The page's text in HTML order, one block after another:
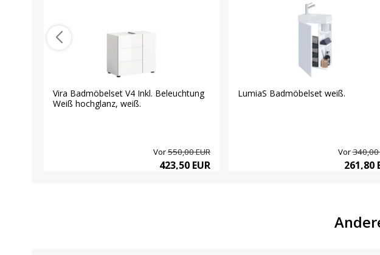
Vira Badmöbelset V4 Inkl. Beleuchtung
Weiß hochglanz, weiß.
Vor550,00 EUR
423,50 EUR
LumiaS Badmöbelset weiß.
Vor340,00
261,80